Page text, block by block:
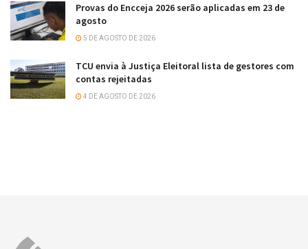
Provas do Encceja 2026 serão aplicadas em 23 de
agosto
5 DE AGOSTO DE 2026
TCU envia à Justiça Eleitoral lista de gestores com
contas rejeitadas
4 DE AGOSTO DE 2026